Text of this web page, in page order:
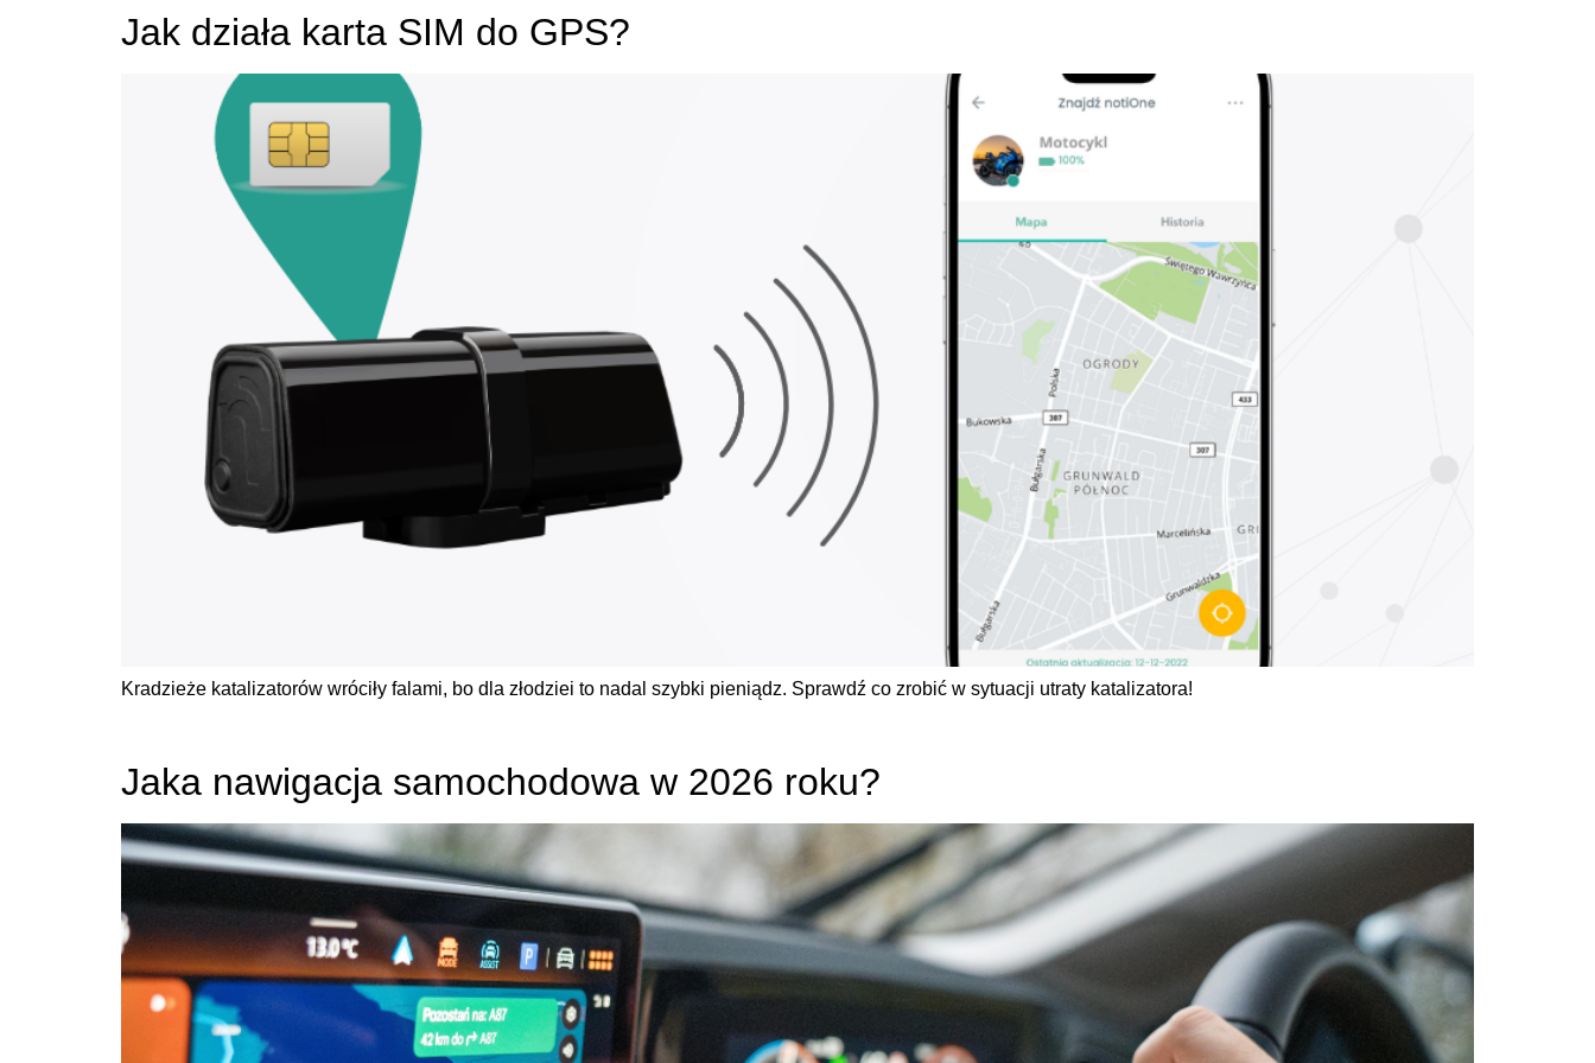
Jak działa karta SIM do GPS?
Kradzieże katalizatorów wróciły falami, bo dla złodziei to nadal szybki pieniądz. Sprawdź co zrobić w sytuacji utraty katalizatora!
Jaka nawigacja samochodowa w 2026 roku?